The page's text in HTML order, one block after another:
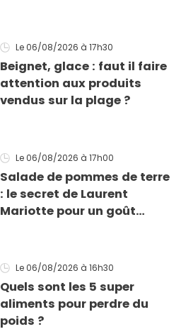
Le 06/08/2026 à 17h30
Beignet, glace : faut il faire
attention aux produits
vendus sur la plage ?
Le 06/08/2026 à 17h00
Salade de pommes de terre
: le secret de Laurent
Mariotte pour un goût
Le 06/08/2026 à 16h30
Quels sont les 5 super
aliments pour perdre du
poids ?